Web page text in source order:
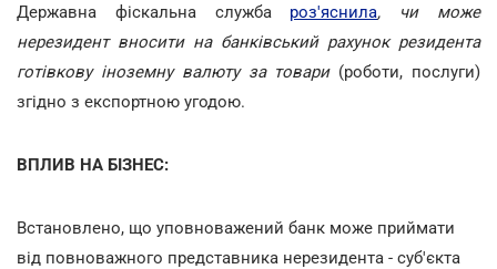
Державна фіскальна служба роз'яснила, чи може
нерезидент вносити на банківський рахунок резидента
готівкову іноземну валюту за товари(роботи, послуги)
згідно з експортною угодою.
ВПЛИВ НА БІЗНЕС:
Встановлено, що уповноважений банк може приймати
від повноважного представника нерезидента - суб'єкта